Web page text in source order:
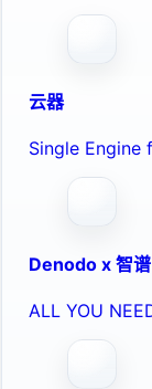
云器
Single Engine
Denodo x 智
ALL YOU